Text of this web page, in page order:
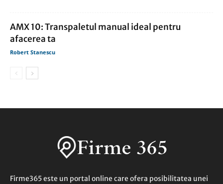
AMX 10: Transpaletul manual ideal pentru
afacerea ta
Robert Stanescu
Firme365 este un portal online care ofera posibilitatea unei